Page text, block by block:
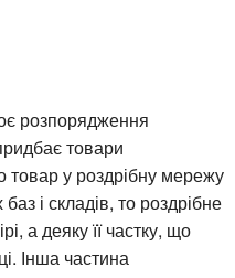
розпорядження
товари
товар у роздрібну мережу
і складів, то роздрібне
а деяку її частку, що
Інша частина